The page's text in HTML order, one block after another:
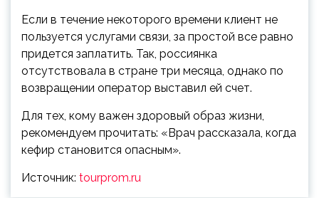
Если в течение некоторого времени клиент не
пользуется услугами связи, за простой все равно
придется заплатить. Так, россиянка
отсутствовала в стране три месяца, однако по
возвращении оператор выставил ей счет.
Для тех, кому важен здоровый образ жизни,
рекомендуем прочитать: «Врач рассказала, когда
кефир становится опасным».
Источник: tourprom.ru